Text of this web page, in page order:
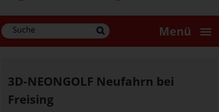
Menü
3D-NEONGOLF Neufahrn bei
Freising